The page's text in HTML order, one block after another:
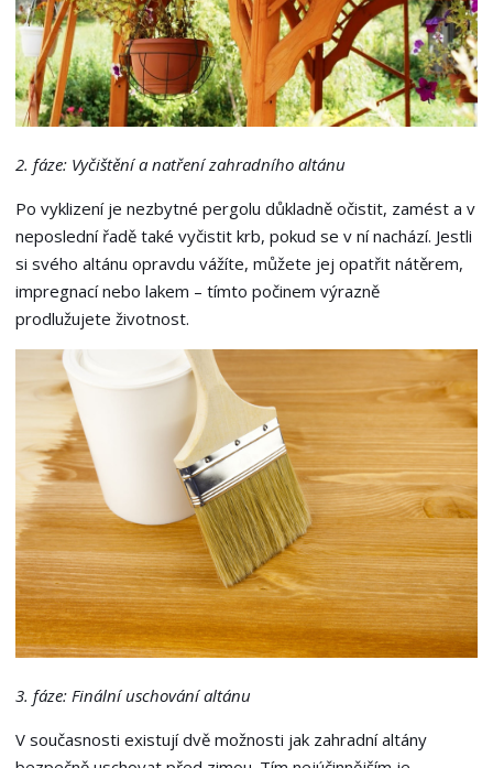
2. fáze: Vyčištění a natření zahradního altánu
Po vyklizení je nezbytné pergolu důkladně očistit, zamést a v
neposlední řadě také vyčistit krb, pokud se v ní nachází. Jestli
si svého altánu opravdu vážíte, můžete jej opatřit nátěrem,
impregnací nebo lakem – tímto počinem výrazně
prodlužujete životnost.
3. fáze: Finální uschování altánu
V současnosti existují dvě možnosti jak zahradní altány